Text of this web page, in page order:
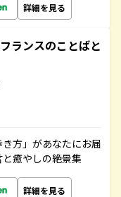
詳細を見る
ランスのことばと
方」があなたにお届
癒やしの絶景集
詳細を見る